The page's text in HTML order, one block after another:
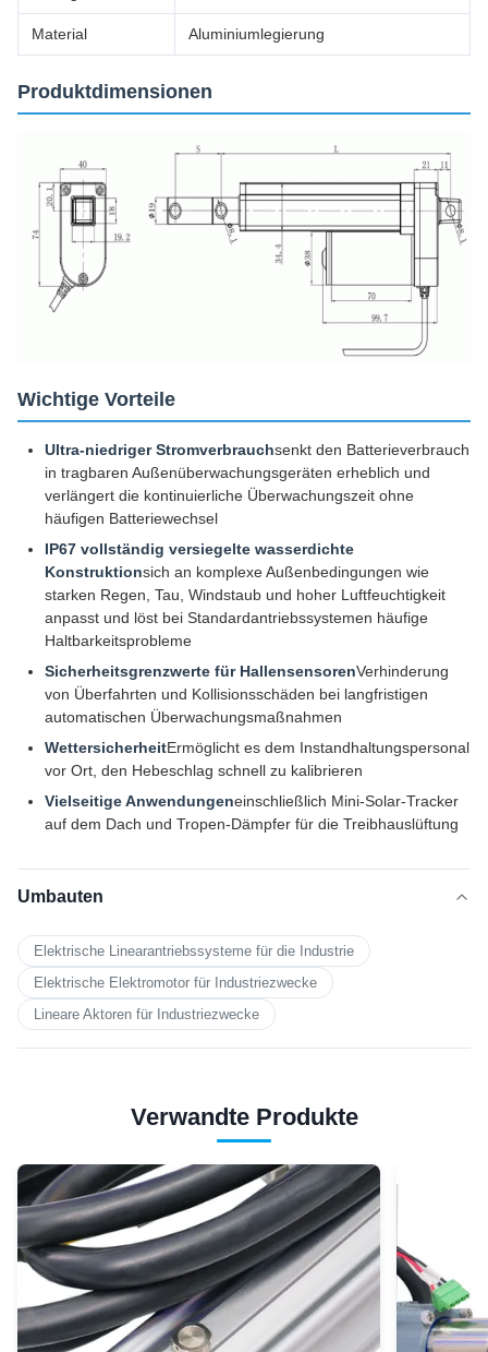
Material Aluminiumlegierung
Produktdimensionen
Wichtige Vorteile
Ultra-niedriger Stromverbrauchsenkt den Batterieverbrauch
in tragbaren Außenüberwachungsgeräten erheblich und
verlängert die kontinuierliche Überwachungszeit ohne
häufigen Batteriewechsel
IP67 vollständig versiegelte wasserdichte
Konstruktionsich an komplexe Außenbedingungen wie
starken Regen, Tau, Windstaub und hoher Luftfeuchtigkeit
anpasst und löst bei Standardantriebssystemen häufige
Haltbarkeitsprobleme
Sicherheitsgrenzwerte für HallensensorenVerhinderung
von Überfahrten und Kollisionsschäden bei langfristigen
automatischen Überwachungsmaßnahmen
WettersicherheitErmöglicht es dem Instandhaltungspersonal
vor Ort, den Hebeschlag schnell zu kalibrieren
Vielseitige Anwendungeneinschließlich Mini-Solar-Tracker
auf dem Dach und Tropen-Dämpfer für die Treibhauslüftung
Umbauten
Elektrische Linearantriebssysteme für die Industrie
Elektrische Elektromotor für Industriezwecke
Lineare Aktoren für Industriezwecke
Verwandte Produkte